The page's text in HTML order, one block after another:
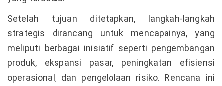
Setelah tujuan ditetapkan, langkah-langkah
strategis dirancang untuk mencapainya, yang
meliputi berbagai inisiatif seperti pengembangan
produk, ekspansi pasar, peningkatan efisiensi
operasional, dan pengelolaan risiko. Rencana ini